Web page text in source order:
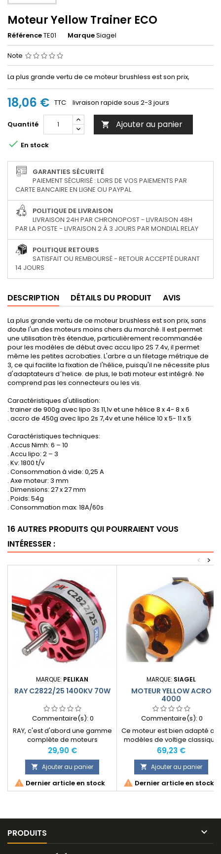
Moteur Yellow Trainer ECO
RéférenceTE01 MarqueSiagel
Note
La plus grande vertu de ce moteur brushless est son prix,
18,06 € TTC livraison rapide sous 2-3 jours
Quantité  Ajouter au panier
 En stock
GARANTIES SÉCURITÉ
PAIEMENT SÉCURISÉ : LORS DE VOS PAIEMENTS PAR
CARTE BANCAIRE EN LIGNE OU PAYPAL
POLITIQUE DE LIVRAISON
LIVRAISON 24H PAR CHRONOPOST - LIVRAISON 48H
PAR LA POSTE - LIVRAISON 2 À 3 JOURS PAR MONDIAL RELAY
POLITIQUE RETOURS
SATISFAIT OU REMBOURSÉ - RETOUR ACCEPTÉ DURANT
14 JOURS
DESCRIPTION DÉTAILS DU PRODUIT AVIS
La plus grande vertu de ce moteur brushless est son prix, sans
doute l'un des moteurs moins chers du marché. Il est permet
une utilisation très étendue, particulièrement recommandée
pour les modèles de début avec accu lipo 2S 7.4v, il permet
même les petites acrobaties. L'arbre a un filetage métrique de
3, ce qui facilite la fixation de l'hélice, puisqu'il ne nécessite plus
d'adaptateurs d´helice. de plus, le bati moteur est intégré. Ne
comprend pas les connecteurs ou les vis.
Caractéristiques d'utilisation:
. trainer de 900g avec lipo 3s 11,1v et une hélice 8 x 4- 8 x 6
. accro de 450g avec lipo 2s 7,4v et une hélice 10 x 5- 11 x 5
Caractéristiques techniques:
. Accus Nimh: 6 – 10
. Accu lipo: 2 – 3
. Kv: 1800 t/v
. Consommation à vide: 0,25 A
. Axe moteur: 3 mm
. Dimensions: 27 x 27 mm
. Poids: 54g
. Consommation max: 18A/60s
16 AUTRES PRODUITS QUI POURRAIENT VOUS
INTÉRESSER :
>
<
MARQUE: PELIKAN
RAY C2822/25 1400KV 70W
Commentaire(s): 0
RAY, c'est d'abord une gamme
complète de moteurs
brushless de grande qualité
pour répondre à toutes les
attentes des aéromodélistes,
quelque soit leur discipline.
Cette gamme peut motoriser
des avions de 200g à 5kg. Les
machine avec le plus grand
soin. Les connecteurs or sont
déjà installés sur la...
Prix
29,90 €
 Ajouter au panier
 Dernier article en stock
MARQUE: SIAGEL
MOTEUR YELLOW ACRO
4000
Commentaire(s): 0
Ce moteur est bien adapté aux
modèles de voltige classique
et 3D jusqu'à 4000g.
Prix
69,23 €
 Ajouter au panier
 Dernier article en stock
PRODUITS 